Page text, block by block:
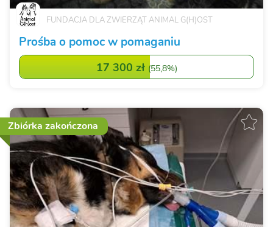
FUNDACJA DLA ZWIERZĄT ANIMAL G(H)OST
Prośba o pomoc w pomaganiu
17 300 zł (55,8%)
Zbiórka zakończona